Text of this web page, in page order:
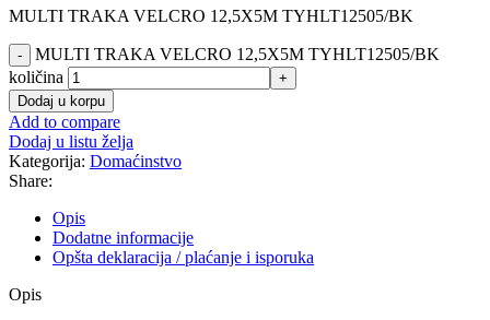
MULTI TRAKA VELCRO 12,5X5M TYHLT12505/BK
MULTI TRAKA VELCRO 12,5X5M TYHLT12505/BK
količina
Dodaj u korpu
Add to compare
Dodaj u listu želja
Kategorija: Domaćinstvo
Share:
Opis
Dodatne informacije
Opšta deklaracija / plaćanje i isporuka
Opis